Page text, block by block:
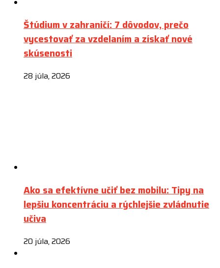
Štúdium v zahraničí: 7 dôvodov, prečo
vycestovať za vzdelaním a získať nové
skúsenosti
28 júla, 2026
Ako sa efektívne učiť bez mobilu: Tipy na
lepšiu koncentráciu a rýchlejšie zvládnutie
učiva
20 júla, 2026